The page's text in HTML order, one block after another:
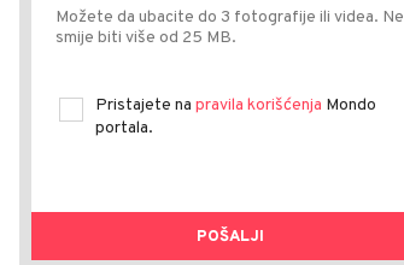
Možete da ubacite do 3 fotografije ili videa. Ne
smije biti više od 25 MB.
Pristajete na pravila korišćenja Mondo
portala.
POŠALJI